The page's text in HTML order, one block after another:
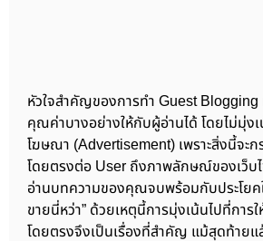
หัวใจสำคัญของการทำ Guest
คุณค่าบางอย่างให้กับผู้อ่านได้ โดยไม่มุ่ง
โฆษณา (Advertisement) เพราะสิ่งนี้จะ
โดยตรงต่อ User ถึงภาพลักษณ์ของเว็บ
อ่านบทความของคุณจบพร้อมกับประโยค
ขายนี่หว่า” ด้วยเหตุนี้การมุ่งเน้นไปที่การ
โดยตรงจึงเป็นเรื่องที่สำคัญ แม้สุดท้ายแล้